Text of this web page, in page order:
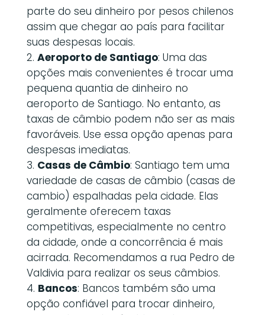
parte do seu dinheiro por pesos chilenos
assim que chegar ao país para facilitar
suas despesas locais.
Aeroporto de Santiago: Uma das
opções mais convenientes é trocar uma
pequena quantia de dinheiro no
aeroporto de Santiago. No entanto, as
taxas de câmbio podem não ser as mais
favoráveis. Use essa opção apenas para
despesas imediatas.
Casas de Câmbio: Santiago tem uma
variedade de casas de câmbio (casas de
cambio) espalhadas pela cidade. Elas
geralmente oferecem taxas
competitivas, especialmente no centro
da cidade, onde a concorrência é mais
acirrada. Recomendamos a rua Pedro de
Valdivia para realizar os seus câmbios.
Bancos: Bancos também são uma
opção confiável para trocar dinheiro,